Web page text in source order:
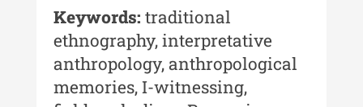
Acta Pangratia I (2023)
Acta Pangratia II (2024)
Acta Pangratia III (2025)
Keywords: traditional
ethnography, interpretative
anthropology, anthropological
memories, I-witnessing,